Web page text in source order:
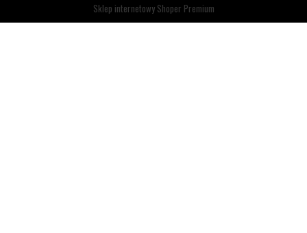
Sklep internetowy Shoper Premium